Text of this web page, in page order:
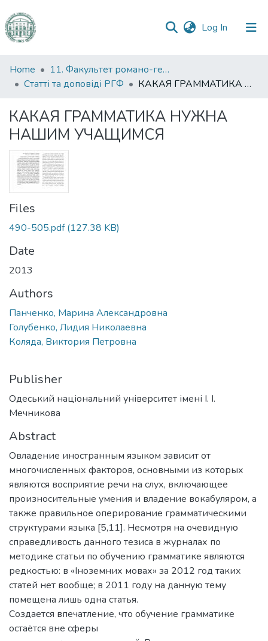
Log In (current)
Communities
&
All of DSpace
Statistics
Home
11. Факультет романо-германської філології
Статті та доповіді РГФ
КАКАЯ ГРАММАТИКА НУЖНА НАШИМ УЧАЩИМСЯ
КАКАЯ ГРАММАТИКА НУЖНА
НАШИМ УЧАЩИМСЯ
Files
490-505.pdf(127.38 KB)
Date
2013
Authors
Панченко, Марина Александровна
Голубенко, Лидия Николаевна
Коляда, Виктория Петровна
Publisher
Одеський національний університет імені І. І.
Мечникова
Abstract
Овладение иностранным языком зависит от
многочисленных факторов, основными из которых
являются восприятие речи на слух, включающее
произносительные умения и владение вокабуляром, а
также правильное оперирование грамматическими
структурами языка [5,11]. Несмотря на очевидную
справедливость данного тезиса в журналах по
методике статьи по обучению грамматике являются
редкостью: в «Іноземних мовах» за 2012 год таких
статей нет вообще; в 2011 году на данную тему
помещена лишь одна статья.
Создается впечатление, что обучение грамматике
остаётся вне сферы